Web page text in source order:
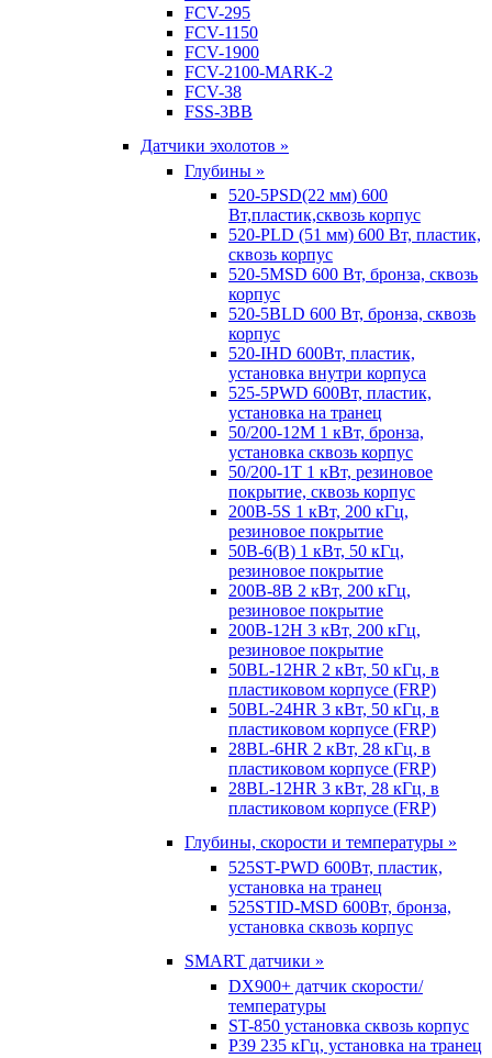
FCV-295
FCV-1150
FCV-1900
FCV-2100-MARK-2
FCV-38
FSS-3BB
Датчики эхолотов »
Глубины »
520-5PSD(22 мм) 600
Вт,пластик,сквозь корпус
520-PLD (51 мм) 600 Вт, пластик,
сквозь корпус
520-5MSD 600 Вт, бронза, сквозь
корпус
520-5BLD 600 Вт, бронза, сквозь
корпус
520-IHD 600Вт, пластик,
установка внутри корпуса
525-5PWD 600Вт, пластик,
установка на транец
50/200-12M 1 кВт, бронза,
установка сквозь корпус
50/200-1T 1 кВт, резиновое
покрытие, сквозь корпус
200B-5S 1 кВт, 200 кГц,
резиновое покрытие
50B-6(B) 1 кВт, 50 кГц,
резиновое покрытие
200B-8B 2 кВт, 200 кГц,
резиновое покрытие
200B-12H 3 кВт, 200 кГц,
резиновое покрытие
50BL-12HR 2 кВт, 50 кГц, в
пластиковом корпусе (FRP)
50BL-24HR 3 кВт, 50 кГц, в
пластиковом корпусе (FRP)
28BL-6HR 2 кВт, 28 кГц, в
пластиковом корпусе (FRP)
28BL-12HR 3 кВт, 28 кГц, в
пластиковом корпусе (FRP)
Глубины, скорости и температуры »
525ST-PWD 600Вт, пластик,
установка на транец
525STID-MSD 600Вт, бронза,
установка сквозь корпус
SMART датчики »
DX900+ датчик скорости/
температуры
ST-850 установка сквозь корпус
P39 235 кГц, установка на транец